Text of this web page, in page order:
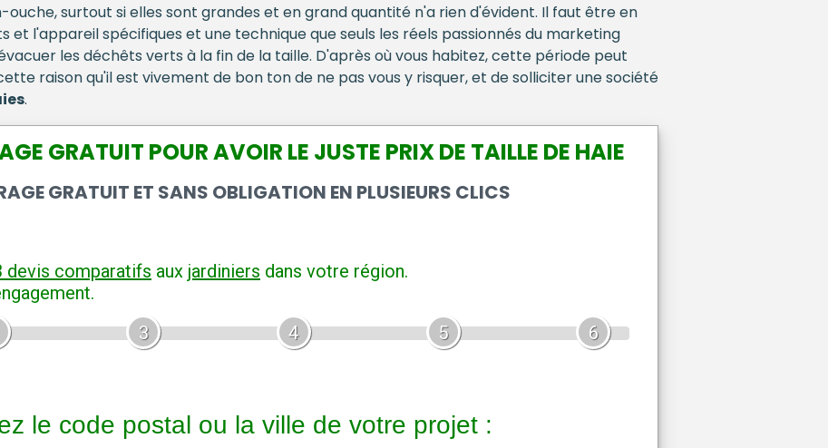
surtout si elles sont grandes et en grand quantité n'a rien d'évident. Il faut être en
et l'appareil spécifiques et une technique que seuls les réels passionnés du marketing
les déchêts verts à la fin de la taille. D'après où vous habitez, cette période peut
raison qu'il est vivement de bon ton de ne pas vous y risquer, et de solliciter une société
.
GRATUIT POUR AVOIR LE JUSTE PRIX DE TAILLE DE HAIE
GRATUIT ET SANS OBLIGATION EN PLUSIEURS CLICS
devis comparatifs aux jardiniers dans votre région.
3 4 5 6
le code postal ou la ville de votre projet :